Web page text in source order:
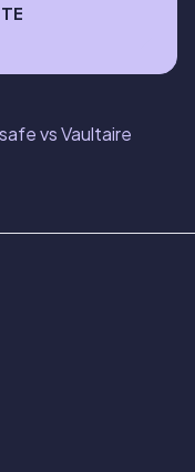
vs Vaultaire